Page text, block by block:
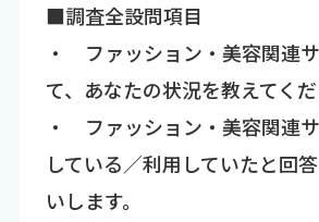
■調査全設問項目
・ ファッション・美容関連
て、あなたの状況を教えてくだ
・ ファッション・美容関連
している／利用していたと回
いします。